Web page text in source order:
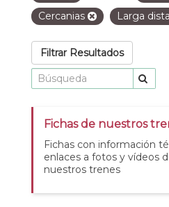
Cercanias
Larga
Filtrar Resultados
Fichas de nuestros
Fichas con información
enlaces a fotos y vídeos
nuestros trenes